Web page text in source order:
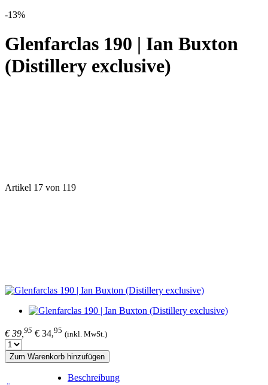
-13%
Glenfarclas 190 | Ian Buxton
(Distillery exclusive)
Artikel 17 von 119
€ 39, 95 € 34,95 (inkl. MwSt.)
Zum Warenkorb hinzufügen
Beschreibung